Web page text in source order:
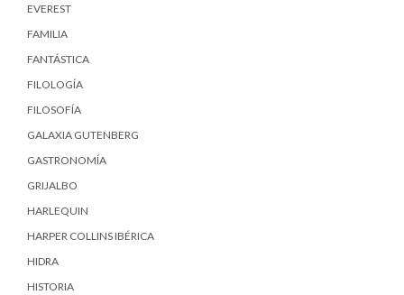
EVEREST
FAMILIA
FANTÁSTICA
FILOLOGÍA
FILOSOFÍA
GALAXIA GUTENBERG
GASTRONOMÍA
GRIJALBO
HARLEQUIN
HARPER COLLINS IBÉRICA
HIDRA
HISTORIA